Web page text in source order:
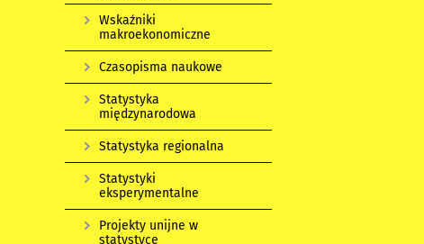
Wskaźniki
makroekonomiczne
Czasopisma naukowe
Statystyka
międzynarodowa
Statystyka regionalna
Statystyki
eksperymentalne
Projekty unijne w
statystyce